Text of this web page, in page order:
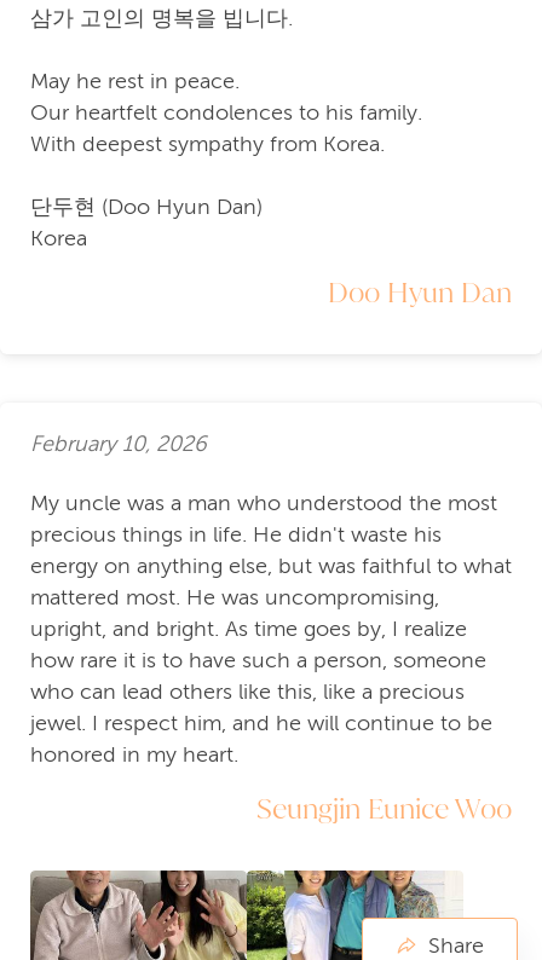
삼가 고인의 명복을 빕니다.
May he rest in peace.
Our heartfelt condolences to his family.
With deepest sympathy from Korea.
단두현 (Doo Hyun Dan)
Korea
Doo Hyun Dan
February 10, 2026
My uncle was a man who understood the most
precious things in life. He didn't waste his
energy on anything else, but was faithful to what
mattered most. He was uncompromising,
upright, and bright. As time goes by, I realize
how rare it is to have such a person, someone
who can lead others like this, like a precious
jewel. I respect him, and he will continue to be
honored in my heart.
Seungjin Eunice Woo
Share